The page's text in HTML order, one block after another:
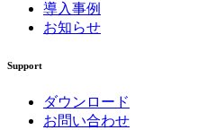
導入事例
お知らせ
Support
ダウンロード
お問い合わせ